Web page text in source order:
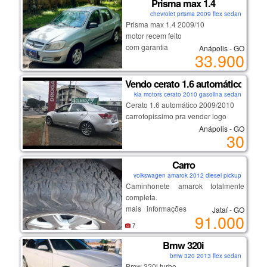
apenas [ 9.900 quilómetros
percorridos] e está em perfeitas
condições, com todos os
documentos em dia. não perca esta
oportunidade e adquira agora
mesmo este lindo e potente hb20s
2022!
cidade
goiania - go
chevrolet prisma 2009 flex sedan
Prisma max 1.4 2009/10
motor recem feito
com garantia
financio
Anápolis - GO
33.900
Vendo cerato 1.6 automático
kia motors cerato 2010 gasolina sedan
Cerato 1.6 automático 2009/2010
carrotopissimo pra vender logo
Anápolis - GO
30
Carro
volkswagen amarok 2012 diesel pickup
Caminhonete amarok totalmente
completa.
mais informações falar com lucio
ramos,64992496462.
Jataí - GO
91.000
7
Bmw 320i
bmw 320 2013 flex sedan